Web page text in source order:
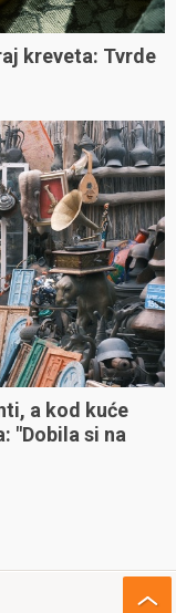
kreveta: Tvrde
a kod kuće
"Dobila si na